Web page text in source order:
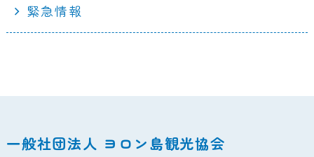
緊急情報
一般社団法人 ヨロン島観光協会